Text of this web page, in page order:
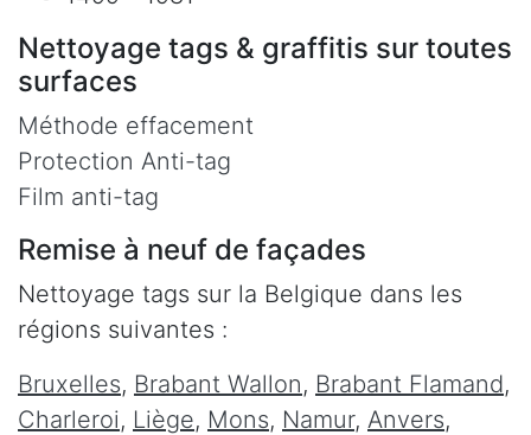
Nettoyage tags & graffitis sur toutes
surfaces
Méthode effacement
Protection Anti-tag
Film anti-tag
Remise à neuf de façades
Nettoyage tags sur la Belgique dans les
régions suivantes :
Bruxelles, Brabant Wallon, Brabant Flamand,
Charleroi, Liège, Mons, Namur, Anvers,